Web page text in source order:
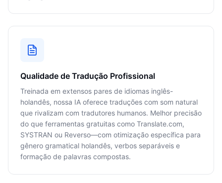
Qualidade de Tradução Profissional
Treinada em extensos pares de idiomas inglês-
holandês, nossa IA oferece traduções com som natural
que rivalizam com tradutores humanos. Melhor precisão
do que ferramentas gratuitas como Translate.com,
SYSTRAN ou Reverso—com otimização específica para
gênero gramatical holandês, verbos separáveis e
formação de palavras compostas.